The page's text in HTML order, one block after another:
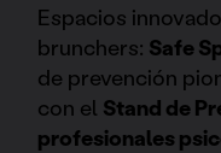
Espacios
brunchers: Safe
de prevención
con el Stand de
profesionales